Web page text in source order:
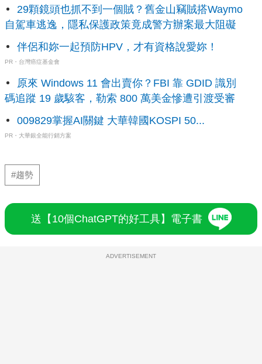
29顆鏡頭也抓不到一個賊？舊金山竊賊搭Waymo
自駕車逃逸，隱私保護政策竟成警方辦案最大阻礙
伴侶和妳一起預防HPV，才有資格說愛妳！
PR・台灣癌症基金會
原來 Windows 11 會出賣你？FBI 靠 GDID 識別
碼追蹤 19 歲駭客，勒索 800 萬美金慘遭引渡受審
009829掌握AI關鍵 大華韓國KOSPI 50...
PR・大華銀全能行銷方案
#趨勢
送【10個ChatGPT的好工具】電子書
ADVERTISEMENT